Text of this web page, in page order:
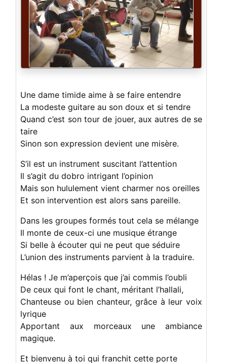
Une dame timide aime à se faire entendre
La modeste guitare au son doux et si tendre
Quand c’est son tour de jouer, aux autres de se
taire
Sinon son expression devient une misère.
S’il est un instrument suscitant l’attention
Il s’agit du dobro intrigant l’opinion
Mais son hululement vient charmer nos oreilles
Et son intervention est alors sans pareille.
Dans les groupes formés tout cela se mélange
Il monte de ceux-ci une musique étrange
Si belle à écouter qui ne peut que séduire
L’union des instruments parvient à la traduire.
Hélas ! Je m’aperçois que j’ai commis l’oubli
De ceux qui font le chant, méritant l’hallali,
Chanteuse ou bien chanteur, grâce à leur voix
lyrique
Apportant aux morceaux une ambiance
magique.
Et bienvenu à toi qui franchit cette porte